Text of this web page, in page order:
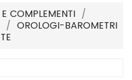
COMPLEMENTI
OROLOGI-BAROMETRI